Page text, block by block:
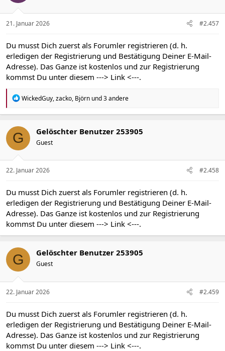
21. Januar 2026 #2.457
Du musst Dich zuerst als Forumler registrieren (d. h.
erledigen der Registrierung und Bestätigung Deiner E-Mail-
Adresse). Das Ganze ist kostenlos und zur Registrierung
kommst Du unter diesem ---> Link <---.
R
a
t
i
e
n
WickedGuy,zacko, Björn und 3 andere
G Gelöschter Benutzer 253905
Guest
22. Januar 2026 #2.458
Du musst Dich zuerst als Forumler registrieren (d. h.
erledigen der Registrierung und Bestätigung Deiner E-Mail-
Adresse). Das Ganze ist kostenlos und zur Registrierung
kommst Du unter diesem ---> Link <---.
G Gelöschter Benutzer 253905
Guest
22. Januar 2026 #2.459
Du musst Dich zuerst als Forumler registrieren (d. h.
erledigen der Registrierung und Bestätigung Deiner E-Mail-
Adresse). Das Ganze ist kostenlos und zur Registrierung
kommst Du unter diesem ---> Link <---.